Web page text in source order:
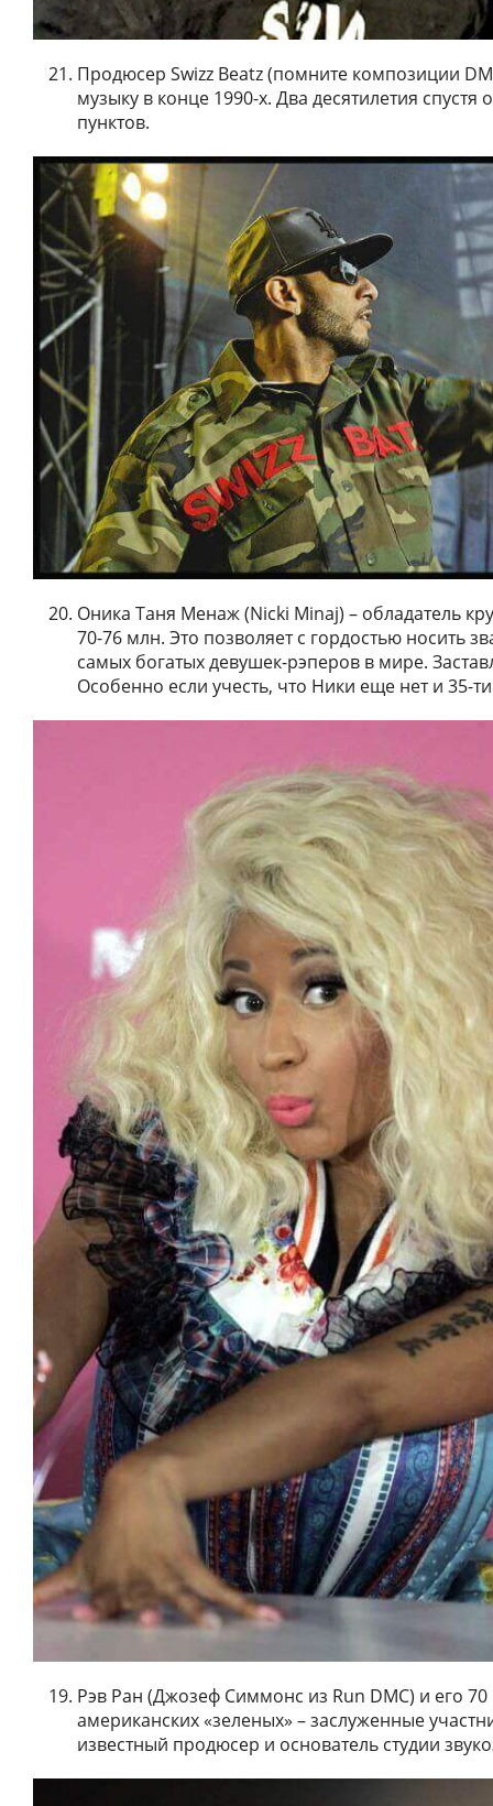
Продюсер Swizz Beatz (помните композиции
музыку в конце 1990-х. Два десятилетия спустя
пунктов.
Оника Таня Менаж (Nicki Minaj) – обладатель
70-76 млн. Это позволяет с гордостью носить
самых богатых девушек-рэперов в мире.
Особенно если учесть, что Ники еще нет и 35-
Рэв Ран (Джозеф Симмонс из Run DMC) и его
американских «зеленых» – заслуженные
известный продюсер и основатель студии